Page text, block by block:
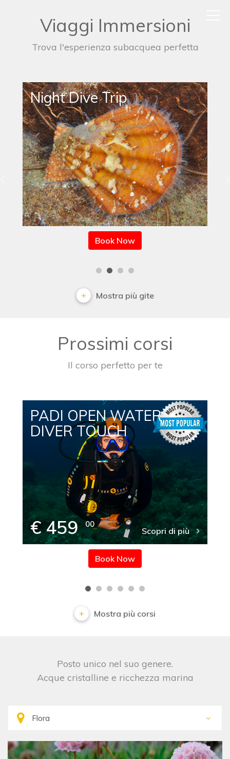
Viaggi Immersioni
Trova l'esperienza subacquea perfetta
Night Dive Trip
Book Now
Mostra più gite
Prossimi corsi
Il corso perfetto per te
PADI OPEN WATER
DIVER TOUCH
€ 459 00
Scopri di più
Book Now
Mostra più corsi
Posto unico nel suo genere.
Acque cristalline e ricchezza marina